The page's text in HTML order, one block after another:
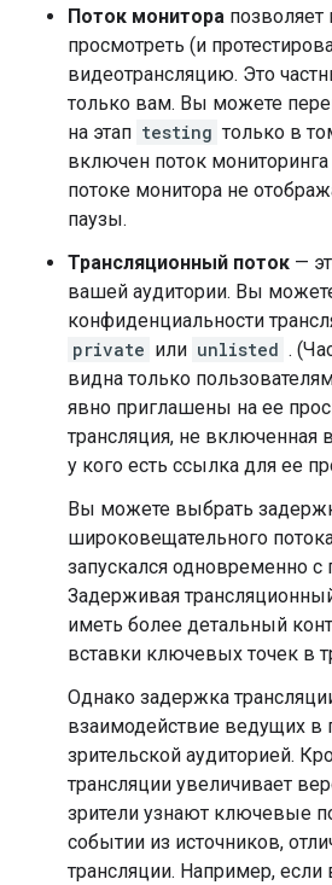
Поток монитора
просмотреть (и
видеотрансляцию. Это
только вам. Вы можете
на этап testing только в
включен поток мониторинга
потоке монитора не
паузы.
Трансляционный поток —
вашей аудитории. Вы можете
конфиденциальности
private или unlisted .
видна только
явно приглашены на ее
трансляция, не включенная
у кого есть ссылка для ее
Вы можете выбрать
широковещательного
запускался одновременно с
Задерживая
иметь более детальный
вставки ключевых точек в
Однако задержка
взаимодействие ведущих
зрительской аудиторией.
трансляции увеличивает
зрители узнают ключевые
событии из источников,
трансляции. Например, если